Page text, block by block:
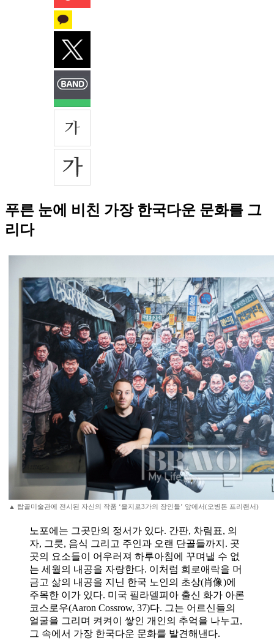
푸른 눈에 비친 가장 한국다운 문화를 그
리다
▲ 탑골미술관에 전시된 자신의 작품 ‘을지로3가의 장인들’ 앞에서(오병돈 프리랜서)
노포에는 그곳만의 정서가 있다. 간판, 차림표, 의
자, 그릇, 음식 그리고 주인과 오랜 단골들까지. 곳
곳의 요소들이 어우러져 하루아침에 꾸며낼 수 없
는 세월의 내공을 자랑한다. 이처럼 희로애락을 머
금고 삶의 내공을 지닌 한국 노인의 초상(肖像)에
주목한 이가 있다. 미국 필라델피아 출신 화가 아론
코스로우(Aaron Cossrow, 37)다. 그는 어르신들의
얼굴을 그리며 켜켜이 쌓인 개인의 추억을 나누고,
그 속에서 가장 한국다운 문화를 발견해낸다.